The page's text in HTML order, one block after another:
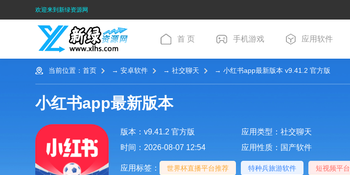
欢迎来到新绿资源网
首 页 手机游戏 应用软件
当前位置： 首页 → 安卓软件 → 社交聊天 → 小红书app最新版本 v9.41.2 官方版
小红书app最新版本
版本：v9.41.2 官方版 应用类型：社交聊天
时间： 2026-08-07 12:54 应用性质：国产软件
应用标签： 世界杯直播平台推荐 特种兵旅游软件 短视频平台